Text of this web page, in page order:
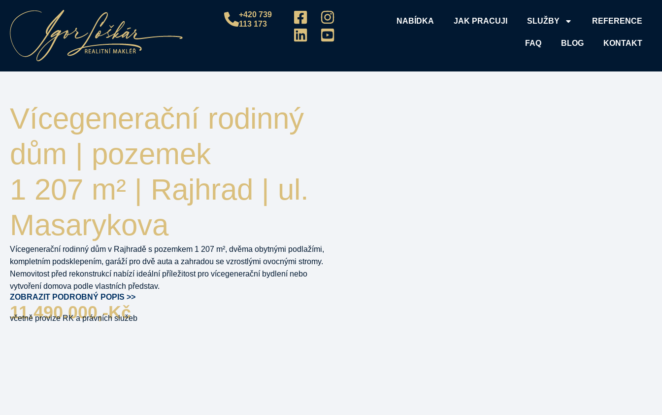
+420 739
113 173
NABÍDKA JAK PRACUJI SLUŽBY REFERENCE
FAQ BLOG KONTAKT
Vícegenerační rodinný
dům | pozemek
1 207 m² | Rajhrad | ul.
Masarykova
Vícegenerační rodinný dům v Rajhradě s pozemkem 1 207 m², dvěma obytnými podlažími,
kompletním podsklepením, garáží pro dvě auta a zahradou se vzrostlými ovocnými stromy.
Nemovitost před rekonstrukcí nabízí ideální příležitost pro vícegenerační bydlení nebo
vytvoření domova podle vlastních představ.
ZOBRAZIT PODROBNÝ POPIS >>
11.490.000,-Kč
včetně provize RK a právních služeb